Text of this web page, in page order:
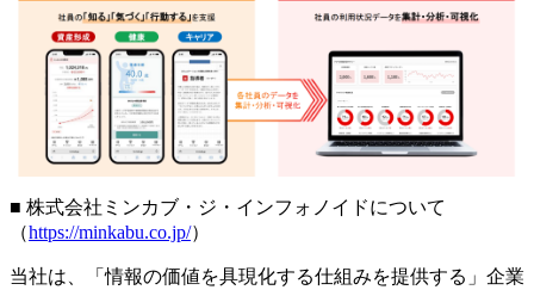
■ 株式会社ミンカブ・ジ・インフォノイドについて
（https://minkabu.co.jp/）
当社は、「情報の価値を具現化する仕組みを提供する」企業